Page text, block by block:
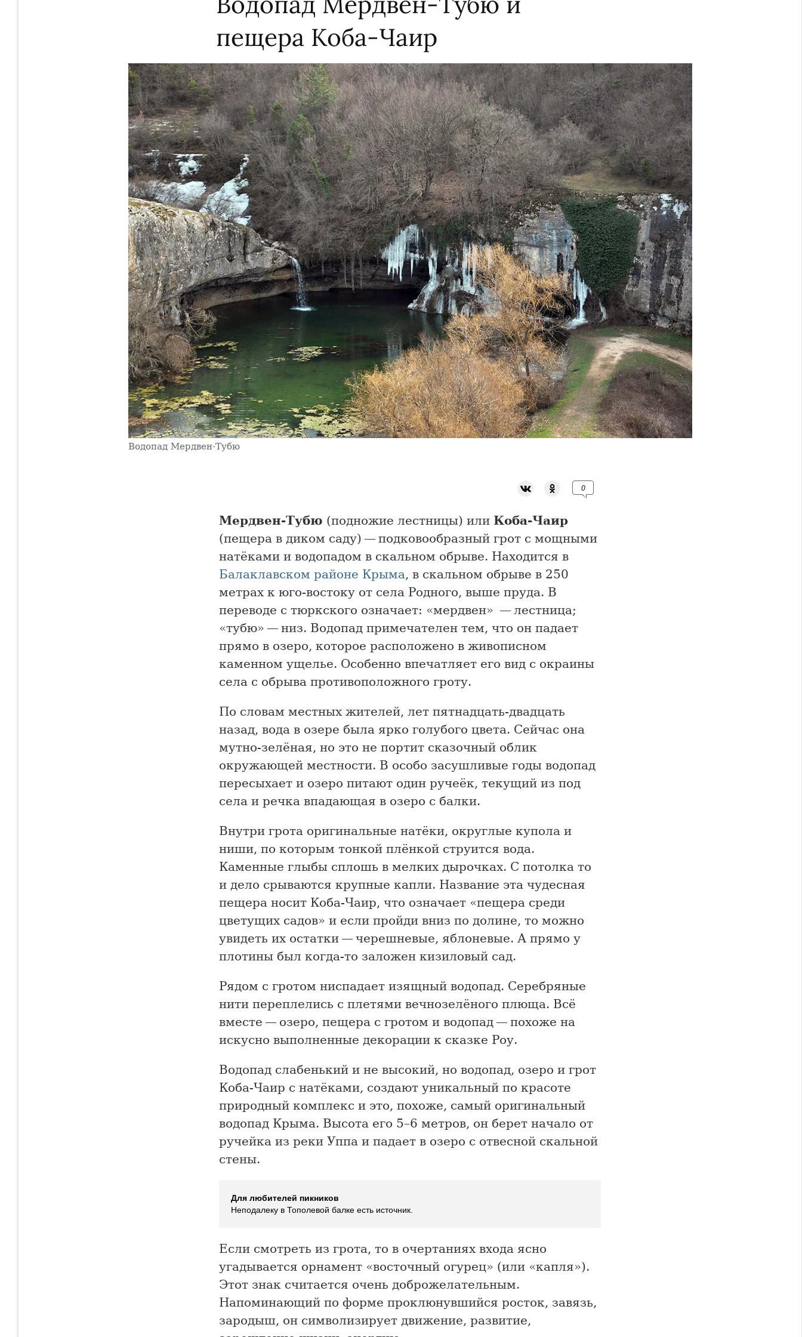
пещера Коба-Чаир
Водопад Мердвен-Тубю
0
Мердвен-Тубю (подножие лестницы) или Коба-Чаир
(пещера в диком саду) — подковообразный грот с мощными
натёками и водопадом в скальном обрыве. Находится в
Балаклавском районе Крыма, в скальном обрыве в 250
метрах к юго-востоку от села Родного, выше пруда. В
переводе с тюркского означает: «мердвен» — лестница;
«тубю» — низ. Водопад примечателен тем, что он падает
прямо в озеро, которое расположено в живописном
каменном ущелье. Особенно впечатляет его вид с окраины
села с обрыва противоположного гроту.
По словам местных жителей, лет пятнадцать-двадцать
назад, вода в озере была ярко голубого цвета. Сейчас она
мутно-зелёная, но это не портит сказочный облик
окружающей местности. В особо засушливые годы водопад
пересыхает и озеро питают один ручеёк, текущий из под
села и речка впадающая в озеро с балки.
Внутри грота оригинальные натёки, округлые купола и
ниши, по которым тонкой плёнкой струится вода.
Каменные глыбы сплошь в мелких дырочках. С потолка то
и дело срываются крупные капли. Название эта чудесная
пещера носит Коба-Чаир, что означает «пещера среди
цветущих садов» и если пройди вниз по долине, то можно
увидеть их остатки — черешневые, яблоневые. А прямо у
плотины был когда-то заложен кизиловый сад.
Рядом с гротом ниспадает изящный водопад. Серебряные
нити переплелись с плетями вечнозелёного плюща. Всё
вместе — озеро, пещера с гротом и водопад — похоже на
искусно выполненные декорации к сказке Роу.
Водопад слабенький и не высокий, но водопад, озеро и грот
Коба-Чаир с натёками, создают уникальный по красоте
природный комплекс и это, похоже, самый оригинальный
водопад Крыма. Высота его 5–6 метров, он берет начало от
ручейка из реки Уппа и падает в озеро с отвесной скальной
стены.
Для любителей пикников
Неподалеку в Тополевой балке есть источник.
Если смотреть из грота, то в очертаниях входа ясно
угадывается орнамент «восточный огурец» (или «капля»).
Этот знак считается очень доброжелательным.
Напоминающий по форме проклюнувшийся росток, завязь,
зародыш, он символизирует движение, развитие,